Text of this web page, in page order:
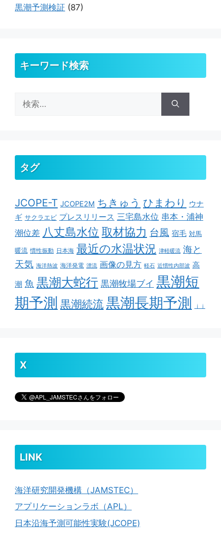
黒潮予測検証 (87)
キーワード検索
索:
タグ
JCOPE-T JCOPE2M ちきゅう ひまわり
ウナ
ギ サクラエビ プレスリリース 三宅島水位 串本・浦神
潮位差 八丈島水位 取材協力 台風 宿毛 対馬
暖流 慣性振動 日本海 最近の水温状況 津軽暖流 海と
天気 海洋熱波 海洋発電 漂流 画像の見方 軽石 近慣性内部波 高
潮 魚 黒潮大蛇行 黒潮牧場ブイ 黒潮短
期予測 黒潮続流黒潮長期予測 ｊｊ
X
LINK
海洋研究開発機構（JAMSTEC）
アプリケーションラボ（APL）
日本沿海予測可能性実験(JCOPE)